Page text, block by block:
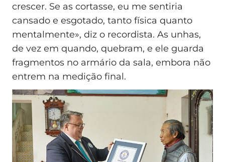
crescer. Se as cortasse, eu me sentiria
cansado e esgotado, tanto física quanto
mentalmente», diz o recordista. As unhas,
de vez em quando, quebram, e ele guarda
fragmentos no armário da sala, embora não
entrem na medição final.